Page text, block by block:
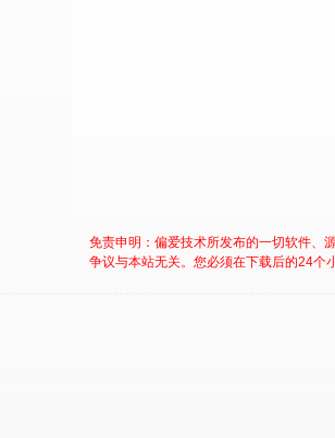
免责申明：偏爱技术所发布的一切软件、
争议与本站无关。您必须在下载后的24个